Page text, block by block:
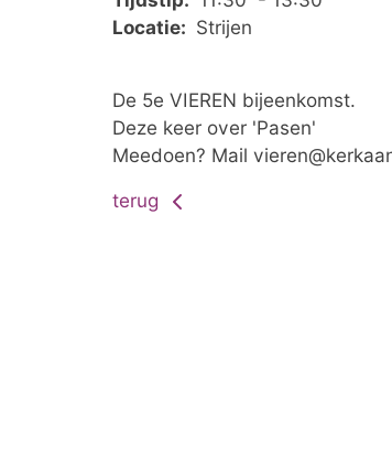
Locatie: Strijen
De 5e VIEREN bijeenkomst.
Deze keer over 'Pasen'
Meedoen? Mail
terug